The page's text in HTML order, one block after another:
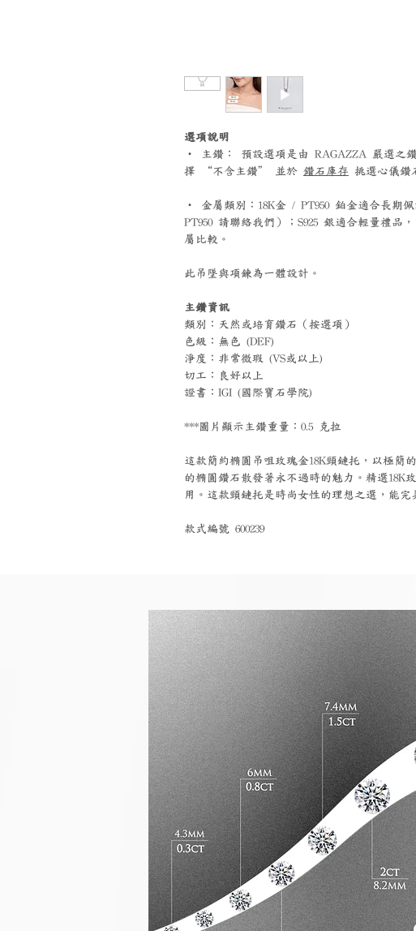
選項說明
‧ 主鑽： 預設選項是由 RAGAZZA 嚴選之
擇 “不含主鑽” 並於 鑽石庫存 挑選心儀鑽
‧ 金屬類別：18K金 / PT950 鉑金適合長期
PT950 請聯絡我們）；S925 銀適合輕量禮品
屬比較。
此吊墜與項鍊為一體設計。
主鑽資訊
類別：天然或培育鑽石（按選項）
色級：無色 (DEF)
淨度：非常微瑕 (VS或以上)
切工：良好以上
證書：IGI (國際寶石學院)
***圖片顯示主鑽重量：0.5 克拉
這款簡約橢圓吊咀玫瑰金18K頸鏈托，以極簡
的橢圓鑽石散發著永不過時的魅力。精選18K
用。這款頸鏈托是時尚女性的理想之選，能完
款式編號 600239